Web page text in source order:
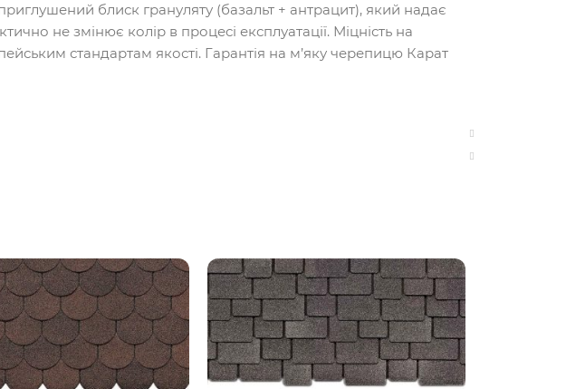
блиск грануляту (базальт + антрацит), який надає
не змінює колір в процесі експлуатації. Міцність на
стандартам якості. Гарантія на м’яку черепицю Карат